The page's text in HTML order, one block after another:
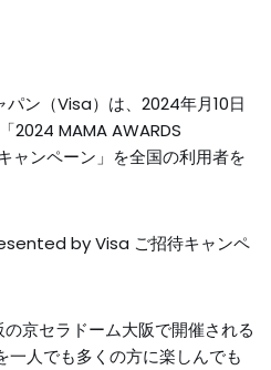
ン（Visa）は、2024年月10日
2024 MAMA AWARDS
ンペーン」を全国の利用者を
by Visa ご招待キャンペ
京セラドーム大阪で開催される
人でも多くの方に楽しんでも